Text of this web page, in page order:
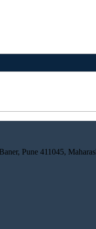
Pune 411045,